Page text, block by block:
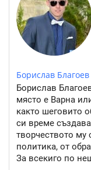
Борислав Благоев
Борислав
място е Варна
както шеговито
си време
творчеството
политика, от
За всекиго по